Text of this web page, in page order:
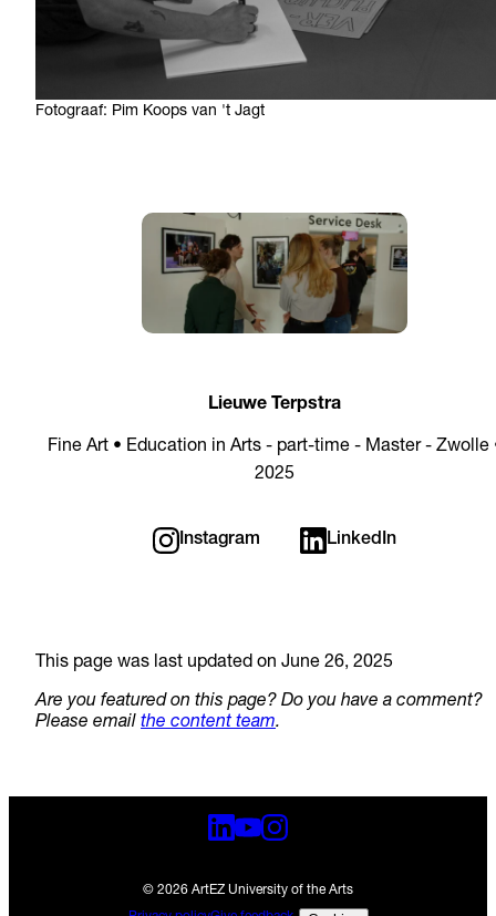
Fotograaf: Pim Koops van 't Jagt
Lieuwe Terpstra
Fine Art • Education in Arts - part-time - Master - Zwolle
2025
Instagram LinkedIn
This page was last updated on June 26, 2025
Are you featured on this page? Do you have a comment?
Please email the content team.
© 2026 ArtEZ University of the Arts